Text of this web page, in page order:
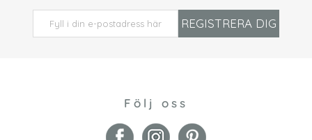
REGISTRERA DIG
Följ oss